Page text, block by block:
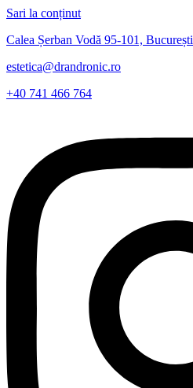
Sari la conținut
Calea Șerban Vodă 95-101, București
estetica@drandronic.ro
+40 741 466 764